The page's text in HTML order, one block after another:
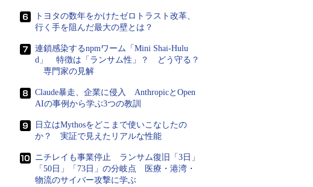
トヨタの数年をかけたゼロトラスト改革、
行く手を阻んだ最大の壁とは？
連鎖感染するnpmワーム「Mini Shai-Hulu
d」 特徴は「ランサム性」？ どう守る？
専門家の見解
Claude暴走、企業に侵入 AnthropicとOpen
AIの事例から学ぶ3つの教訓
日立はMythosをどこまで使いこなしたの
か？ 実証で見えたリアルな性能
ニチレイも事業停止 ランサム復旧「3日」
「50日」「73日」の分岐点 医療・港湾・
物流のサイバー攻撃に学ぶ